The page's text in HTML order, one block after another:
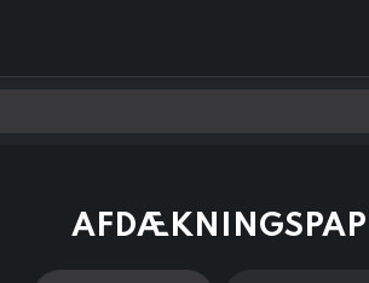
AFDÆKNINGSPAP